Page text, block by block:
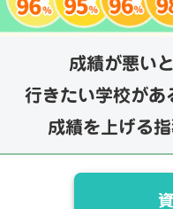
成績が悪い
行きたい学校があ
成績を上げる